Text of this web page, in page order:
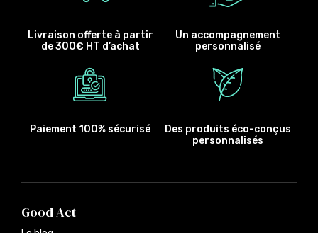
Livraison offerte à partir
de 300€ HT d’achat
Un accompagnement
personnalisé
Paiement 100% sécurisé
Des produits éco-conçus
personnalisés
Good Act